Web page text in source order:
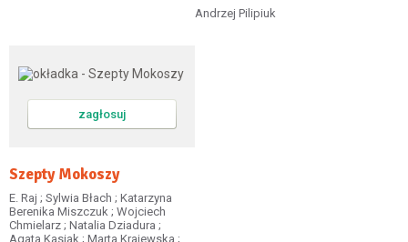
Andrzej Pilipiuk
zagłosuj
Szepty Mokoszy
E. Raj ; Sylwia Błach ; Katarzyna
Berenika Miszczuk ; Wojciech
Chmielarz ; Natalia Dziadura ;
Agata Kasiak ; Marta Krajewska ;